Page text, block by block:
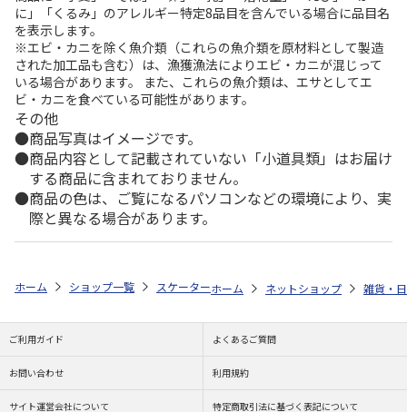
に」「くるみ」のアレルギー特定8品目を含んでいる場合に品目名
を表示します。
※エビ・カニを除く魚介類（これらの魚介類を原材料として製造
された加工品も含む）は、漁獲漁法によりエビ・カニが混じって
いる場合があります。 また、これらの魚介類は、エサとしてエ
ビ・カニを食べている可能性があります。
その他
商品写真はイメージです。
商品内容として記載されていない「小道具類」はお届け
する商品に含まれておりません。
商品の色は、ご覧になるパソコンなどの環境により、実
際と異なる場合があります。
ホーム ショップ一覧 スケーター マイクロファイバークロス 20枚
ホーム ネットショップ 雑貨・
ご利用ガイド よくあるご質問
お問い合わせ 利用規約
サイト運営会社について 特定商取引法に基づく表記について